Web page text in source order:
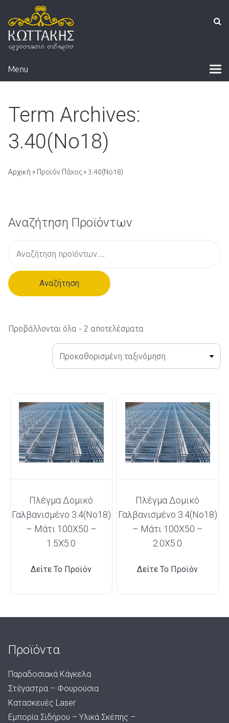
Menu
Term Archives:
3.40(Νο18)
Αρχική » Προϊόν Πάχος » 3.40(Νο18)
Προβάλλονται όλα - 2 αποτελέσματα
Πλέγμα Δομικό
Γαλβανισμένο 3.4(Νο18)
– Μάτι 100Χ50 –
1.5Χ5.0
Δείτε Το Προϊόν
Πλέγμα Δομικό
Γαλβανισμένο 3.4(Νο18)
– Μάτι 100Χ50 –
2.0Χ5.0
Δείτε Το Προϊόν
Αναζήτηση Προϊόντων
α
ζ
η
Αναζήτηση
Προϊόντα
Παραδοσιακά Κάγκελα
Στέγαστρα – Φουρούσια
Κατασκευές Laser
Εμπορία Σιδήρου – Υλικά Σκέπης –